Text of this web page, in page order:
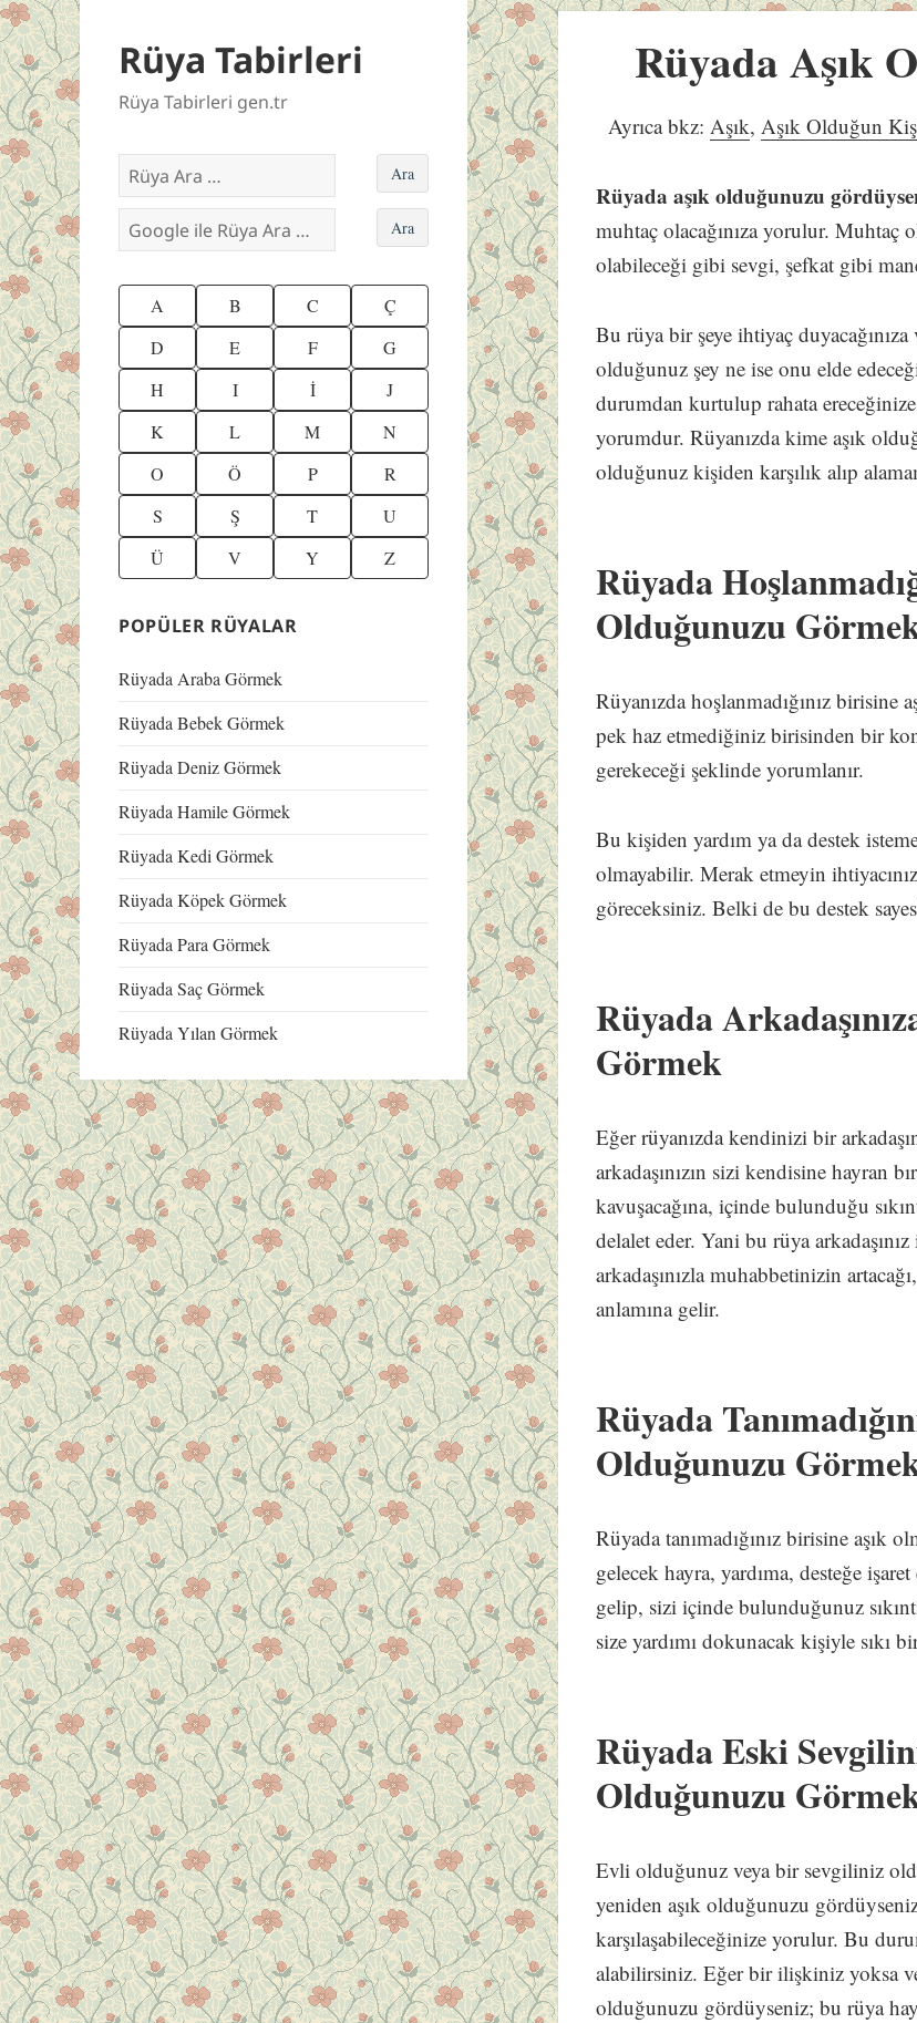
Rüya Tabirleri
Rüya Tabirleri gen.tr
A B C
Ç
D
E F
G
H
I İ
J
K
L M
N
O
Ö P
R
S
Ş T
U
Ü
V Y Z
POPÜLER RÜYALAR
Rüyada Araba Görmek
Rüyada Bebek Görmek
Rüyada Deniz Görmek
Rüyada Hamile Görmek
Rüyada Kedi Görmek
Rüyada Köpek Görmek
Rüyada Para Görmek
Rüyada Saç Görmek
Rüyada Yılan Görmek
Rüyada Aşık
Ayrıca bkz:Aşık,Aşık Olduğun
Rüyada aşık olduğunuzu
muhtaç olacağınıza yorulur. Muhtaç
olabileceği gibi sevgi, şefkat gibi
Bu rüya bir şeye ihtiyaç
olduğunuz şey ne ise onu elde
durumdan kurtulup rahata
yorumdur. Rüyanızda kime aşık
olduğunuz kişiden karşılık alıp
Rüyada
Olduğunuzu
Rüyanızda hoşlanmadığınız
pek haz etmediğiniz birisinden bir
gerekeceği şeklinde yorumlanır.
Bu kişiden yardım ya da destek
olmayabilir. Merak etmeyin
göreceksiniz. Belki de bu destek
Rüyada
Görmek
Eğer rüyanızda kendinizi bir
arkadaşınızın sizi kendisine hayran
kavuşacağına, içinde bulunduğu
delalet eder. Yani bu rüya
arkadaşınızla muhabbetinizin
anlamına gelir.
Rüyada
Olduğunuzu
Rüyada tanımadığınız birisine aşık
gelecek hayra, yardıma, desteğe
gelip, sizi içinde bulunduğunuz
size yardımı dokunacak kişiyle sıkı
Rüyada Eski
Olduğunuzu
Evli olduğunuz veya bir sevgiliniz
yeniden aşık olduğunuzu
karşılaşabileceğinize yorulur. Bu
alabilirsiniz. Eğer bir ilişkiniz yoksa
olduğunuzu gördüyseniz; bu rüya